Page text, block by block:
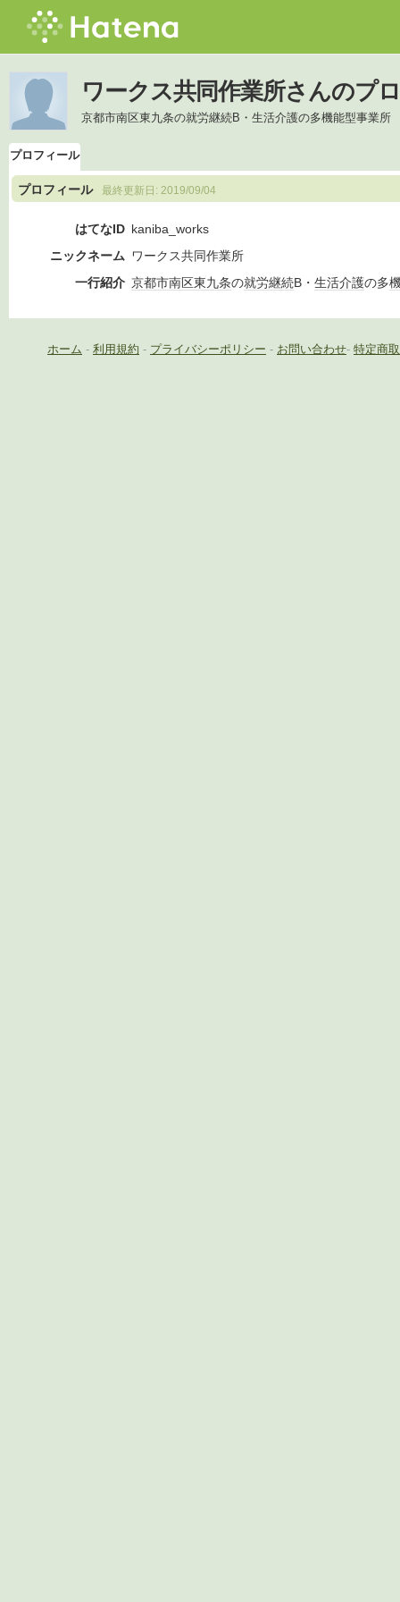
ワークス共同作業所さんのプ
京都市南区東九条の就労継続B・生活介護の多機能型事業所
プロフィール
プロフィール 最終更新日: 2019/09/04
はてなID kaniba_works
ニックネーム ワークス共同作業所
一行紹介 京都市南区東九条の就労継続B・ 生活介護の多
ホーム - 利用規約 - プライバシーポリシー - お問い合わせ- 特定商